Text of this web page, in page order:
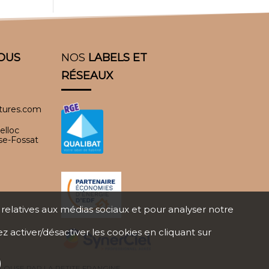
Fossat
NOS LABELS ET
RÉSEAUX
aux médias sociaux et pour analyser notre
activer/désactiver les cookies en cliquant sur